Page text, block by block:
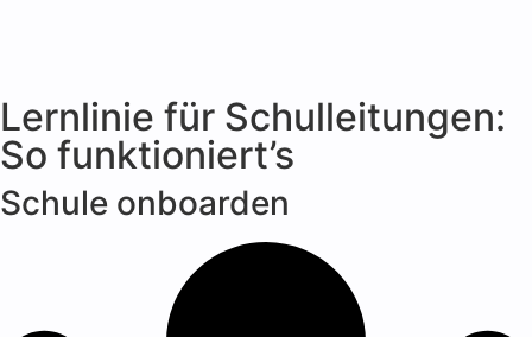
Lernlinie für Schulleitungen:
So funktioniert’s
Schule onboarden